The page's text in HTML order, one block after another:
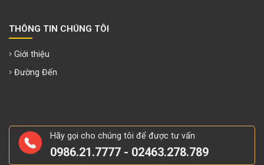
THÔNG TIN CHÚNG TÔI
Giới thiệu
Đường Đến
Hãy gọi cho chúng tôi để được tư vấn
0986.21.7777 - 02463.278.789